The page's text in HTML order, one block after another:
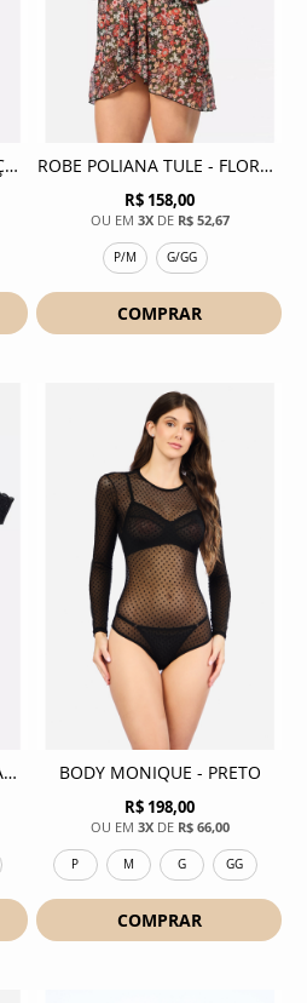
ROBE AMANDA TULE - ONÇA MOUSSE ROBE POLIANA TULE - FLORAL PRETO
R$ 158,00
3XDE R$ 52,67
P/M G/GG
COMPRAR
KIT CALCINHA FIO TULE BIANCA - LEOPARDO AVELA BODY MONIQUE - PRETO
R$ 198,00
3XDE R$ 66,00
P M G GG
COMPRAR